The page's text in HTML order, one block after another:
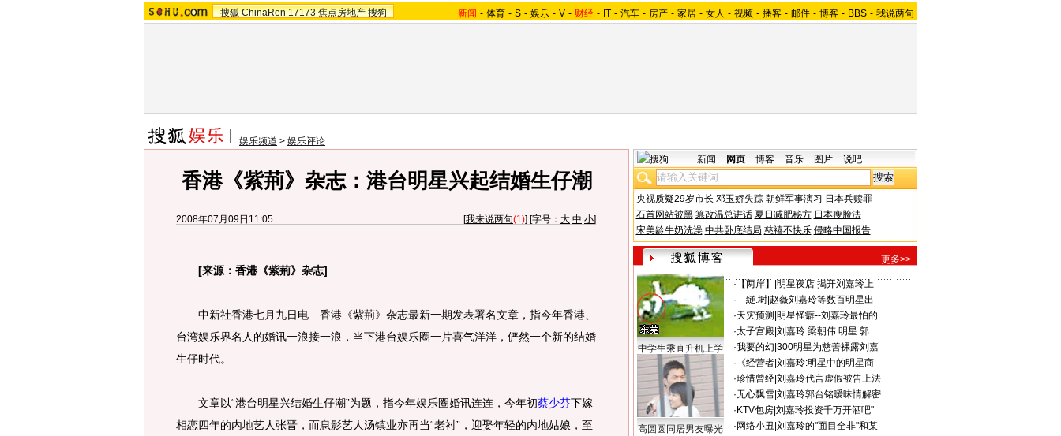
搜狐 ChinaRen 17173 焦点房地产 搜狗 新闻 - 体育 - S - 娱乐 - V - 财经 - IT - 汽车 - 房产 - 家居 - 女人 - 视频 - 播客 - 邮件 - 博客 - BBS - 我说两句
娱乐频道 > 娱乐评论
香港《紫荊》杂志：港台明星兴起结婚生仔潮
2008年07月09日11:05 [我来说两句(1)] [字号： 大 中 小]
[来源：香港《紫荊》杂志]
中新社香港七月九日电 香港《紫荊》杂志最新一期发表署名文章，指今年香港、
台湾娱乐界名人的婚讯一浪接一浪，当下港台娱乐圈一片喜气洋洋，俨然一个新的结婚
生仔时代。
文章以“港台明星兴结婚生仔潮”为题，指今年娱乐圈婚讯连连，今年初蔡少芬下嫁
相恋四年的内地艺人张晋，而息影艺人汤镇业亦再当“老衬”，迎娶年轻的内地姑娘，至
新闻 网页 博客 音乐 图片 说吧
央视质疑29岁市长 邓玉娇失踪 朝鲜军事演习 日本兵赎罪
石首网站被黑 篡改温总讲话 夏日减肥秘方 日本瘦脸法
宋美龄牛奶洗澡 中共卧底结局 慈禧不快乐 侵略中国报告
更多>>
中学生乘直升机上学
高圆圆同居男友曝光
· 【两岸】
明星夜店 揭开刘嘉玲上
· ゞ縌.埘| 赵薇刘嘉玲等数百明星出
·天灾预测 明星怪癖--刘嘉玲最怕的
·太子宫殿| 刘嘉玲 梁朝伟 明星 郭
·我要的幻 300明星为慈善裸露刘嘉
· 《经营者| 刘嘉玲:明星中的明星商
·珍惜曾经| 刘嘉玲代言虚假被告上法
·无心飘雪| 刘嘉玲郭台铭暧昧情解密
· KTV包房| 刘嘉玲投资千万开酒吧"
· 网络小丑 刘嘉玲的"面目全非"和某